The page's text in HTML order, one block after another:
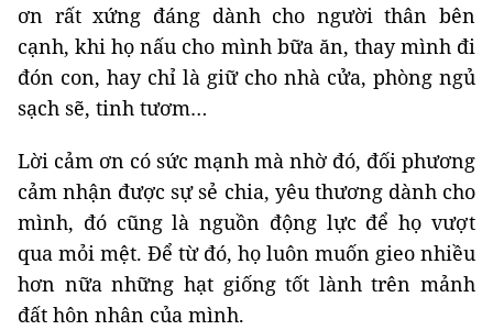
ơn rất xứng đáng dành cho người thân bên
cạnh, khi họ nấu cho mình bữa ăn, thay mình đi
đón con, hay chỉ là giữ cho nhà cửa, phòng ngủ
sạch sẽ, tinh tươm…
Lời cảm ơn có sức mạnh mà nhờ đó, đối phương
cảm nhận được sự sẻ chia, yêu thương dành cho
mình, đó cũng là nguồn động lực để họ vượt
qua mỏi mệt. Để từ đó, họ luôn muốn gieo nhiều
hơn nữa những hạt giống tốt lành trên mảnh
đất hôn nhân của mình.